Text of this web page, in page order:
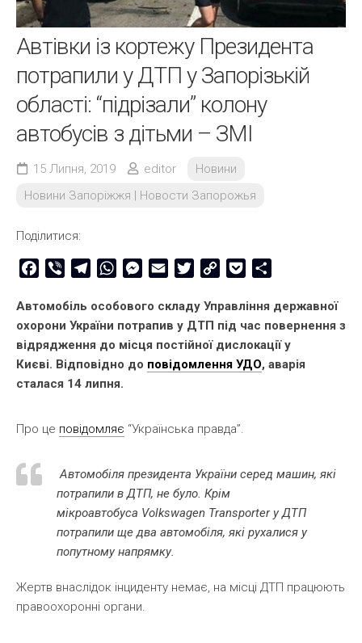
Автівки із кортежу Президента
потрапили у ДТП у Запорізькій
області: “підрізали” колону
автобусів з дітьми – ЗМІ
15 Липня, 2019 editor
Новини
Новини Запоріжжя | Новости Запорожья
Поділитися:
Facebook
Viber TelegramWhatsAppMessenger
Email TwitterCopy
Pocket
Автомобіль особового складу Управління державної
охорони України потрапив у ДТП під час повернення з
відрядження до місця постійної дислокації у
Києві. Відповідно до повідомлення УДО, аварія
сталася 14 липня.
Про це повідомляє “Українська правда”.
Автомобіля президента України серед машин, які
потрапили в ДТП, не було. Крім
мікроавтобуса Volkswagen Transporter у ДТП
потрапили ще два автомобіля, які рухалися у
попутному напрямку.
Жертв внаслідок інциденту немає, на місці ДТП працюють
правоохоронні органи.